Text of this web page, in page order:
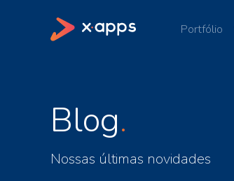
Portfólio
Blog
Nossas últimas novidades